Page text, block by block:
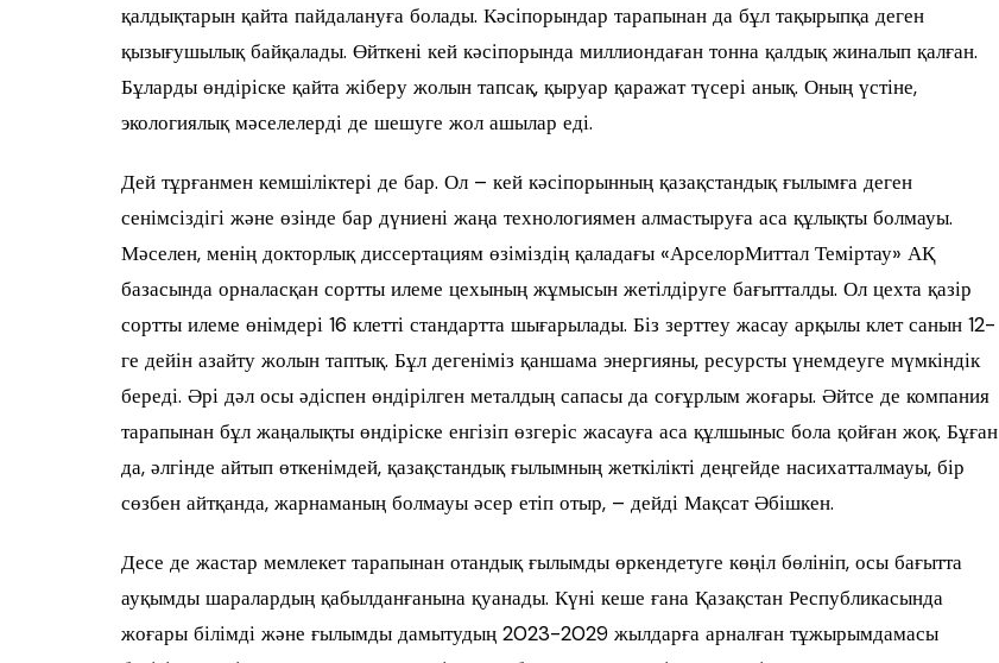
қалдықтарын қайта пайдалануға болады. Кәсіпорындар тарапынан да бұл тақырыпқа деген
қызығушылық байқалады. Өйткені кей кәсіпорында миллиондаған тонна қалдық жиналып қалған.
Бұларды өндіріске қайта жіберу жолын тапсақ, қыруар қаражат түсері анық. Оның үстіне,
экологиялық мәселелерді де шешуге жол ашылар еді.
Дей тұрғанмен кемшіліктері де бар. Ол – кей кәсіпорынның қазақстандық ғылымға деген
сенімсіздігі және өзінде бар дүниені жаңа технологиямен алмастыруға аса құлықты болмауы.
Мәселен, менің докторлық диссертациям өзіміздің қаладағы «АрселорМиттал Теміртау» АҚ
базасында орналасқан сортты илеме цехының жұмысын жетілдіруге бағытталды. Ол цехта қазір
сортты илеме өнімдері 16 клетті стандартта шығарылады. Біз зерттеу жасау арқылы клет санын 12-
ге дейін азайту жолын таптық. Бұл дегеніміз қаншама энергияны, ресурсты үнемдеуге мүмкіндік
береді. Әрі дәл осы әдіспен өндірілген металдың сапасы да соғұрлым жоғары. Әйтсе де компания
тарапынан бұл жаңалықты өндіріске енгізіп өзгеріс жасауға аса құлшыныс бола қойған жоқ. Бұған
да, әлгінде айтып өткенімдей, қазақстандық ғылымның жеткілікті деңгейде насихатталмауы, бір
сөзбен айтқанда, жарнаманың болмауы әсер етіп отыр, – дейді Мақсат Әбішкен.
Десе де жастар мемлекет тарапынан отандық ғылымды өркендетуге көңіл бөлініп, осы бағытта
ауқымды шаралардың қабылданғанына қуанады. Күні кеше ғана Қазақстан Республикасында
жоғары білімді және ғылымды дамытудың 2023-2029 жылдарға арналған тұжырымдамасы